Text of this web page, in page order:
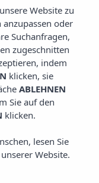
Website zu
oder
Suchanfragen,
zugeschnitten
indem
klicken, sie
ABLEHNEN
Sie auf den
klicken.
lesen Sie
Website.